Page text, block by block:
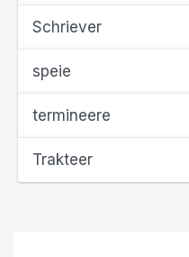
Schriever
speie
termineere
Trakteer